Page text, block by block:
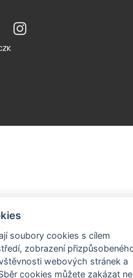
soubory cookies s cílem
zobrazení
webových stránek a
cookies můžete zakázat